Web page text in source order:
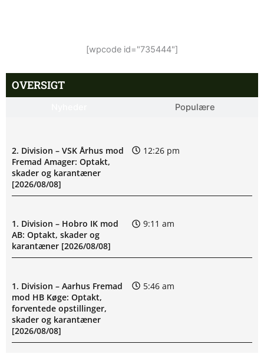
[wpcode id="735444"]
OVERSIGT
Populære
2. Division – VSK Århus mod
Fremad Amager: Optakt,
skader og karantæner
[2026/08/08]
12:26 pm
1. Division – Hobro IK mod
AB: Optakt, skader og
karantæner [2026/08/08]
9:11 am
1. Division – Aarhus Fremad
mod HB Køge: Optakt,
forventede opstillinger,
skader og karantæner
[2026/08/08]
5:46 am